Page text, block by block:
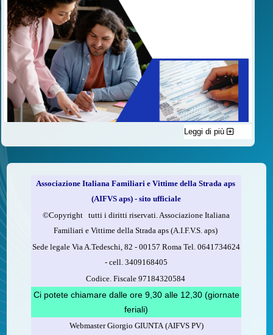
C'è un modo di contribuire alle attività dell’A.I.F.V.S. a favore
delle vittime della strada e per dare giustizia ai superstiti ed ai
loro familiari che non costa nulla: devolvere il 5 per mille della
Compila la scheda CUD o del modello 730.
Firma nel riquadro indicato come “Sostegno delle
organizzazioni non lucrative di utilità sociale, delle associazioni
Indica nel riquadro il codice fiscale dell’A.I.F.V.S.:
97184320584
Leggi di più
Associazione Italiana Familiari e Vittime della Strada aps
(AIFVS aps) - sito ufficiale
©​Copyright tutti i diritti riservati. Associazione Italiana
Familiari e Vittime della Strada aps (A.I.F.V.S. aps)
Sede legale Via A.Tedeschi, 82 - 00157 Roma Tel. 0641734624
-cell.3409168405
Codice. Fiscale 97184320584
Ci potete chiamare dalle ore 9,30 alle 12,30 (giornate
feriali)
Webmaster Giorgio GIUNTA (AIFVS PV)